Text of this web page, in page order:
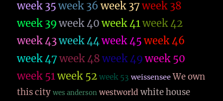
week 35 week 36 week 37 week 38
week 39 week 40 week 41week 42
week 43week 44week 45 week 46
week 47 week 48 week 49 week 50
week 51week 52 week 53 weissensee We own
this city wes anderson westworld white house